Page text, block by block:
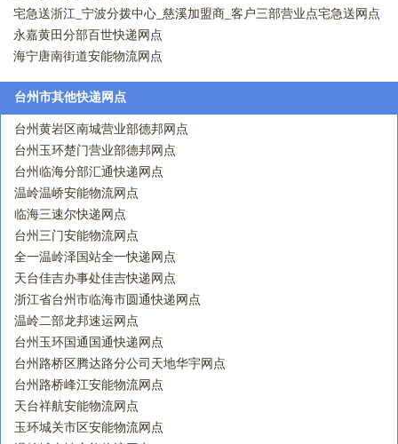
宅急送浙江_宁波分拨中心_慈溪加盟商_客户三部营业点宅急送网点
永嘉黄田分部百世快递网点
海宁唐南街道安能物流网点
台州市其他快递网点
台州黄岩区南城营业部德邦网点
台州玉环楚门营业部德邦网点
台州临海分部汇通快递网点
温岭温峤安能物流网点
临海三速尔快递网点
台州三门安能物流网点
全一温岭泽国站全一快递网点
天台佳吉办事处佳吉快递网点
浙江省台州市临海市圆通快递网点
温岭二部龙邦速运网点
台州玉环国通国通快递网点
台州路桥区腾达路分公司天地华宇网点
台州路桥峰江安能物流网点
天台祥航安能物流网点
玉环城关市区安能物流网点